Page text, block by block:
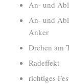
An- und
An- und
Anker
Drehen am
Radeffekt
richtiges